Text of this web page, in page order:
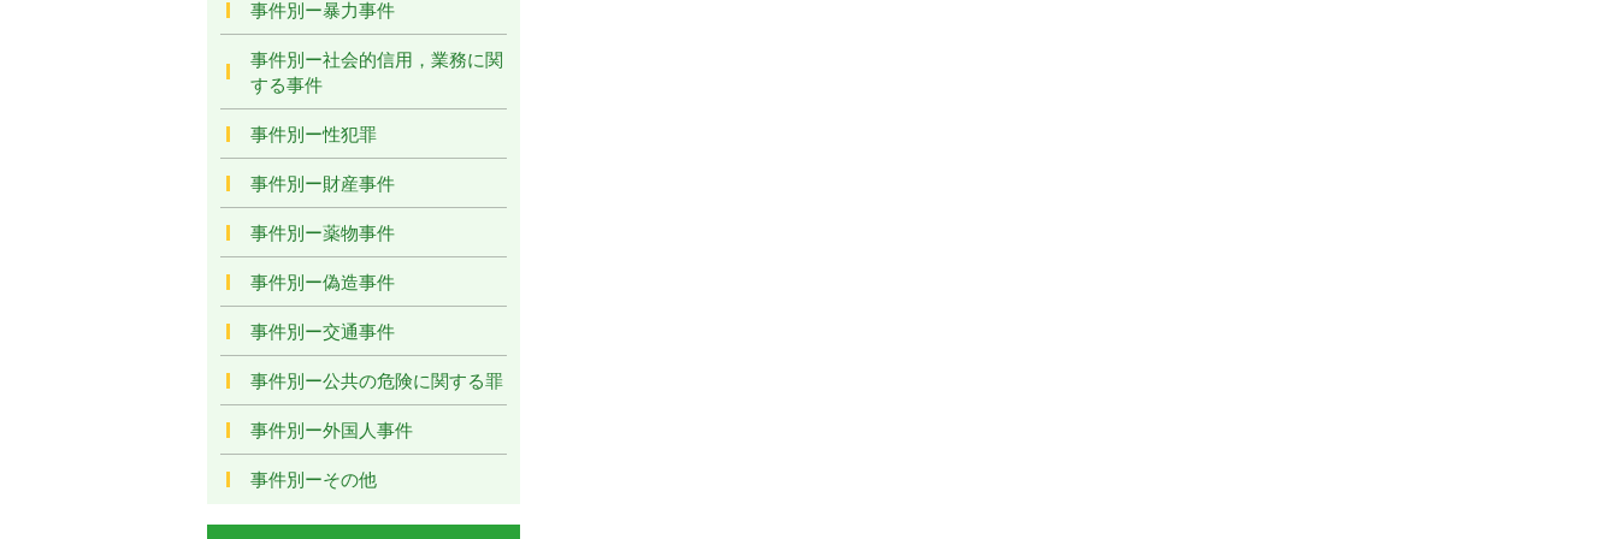
事件別ー暴力事件
事件別ー社会的信用，業務に関
する事件
事件別ー性犯罪
事件別ー財産事件
事件別ー薬物事件
事件別ー偽造事件
事件別ー交通事件
事件別ー公共の危険に関する罪
事件別ー外国人事件
事件別ーその他